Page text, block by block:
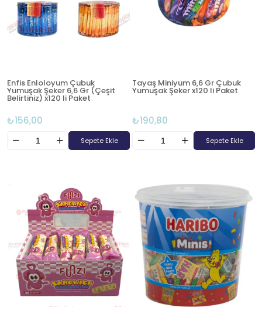
Enfis Enloloyum Çubuk
Yumuşak Şeker 6,6 Gr (Çeşit
Belirtiniz) x120 li Paket
₺156,00
Sepete Ekle
Tayaş Miniyum 6,6 Gr Çubuk
Yumuşak Şeker x120 li Paket
₺190,80
Sepete Ekle